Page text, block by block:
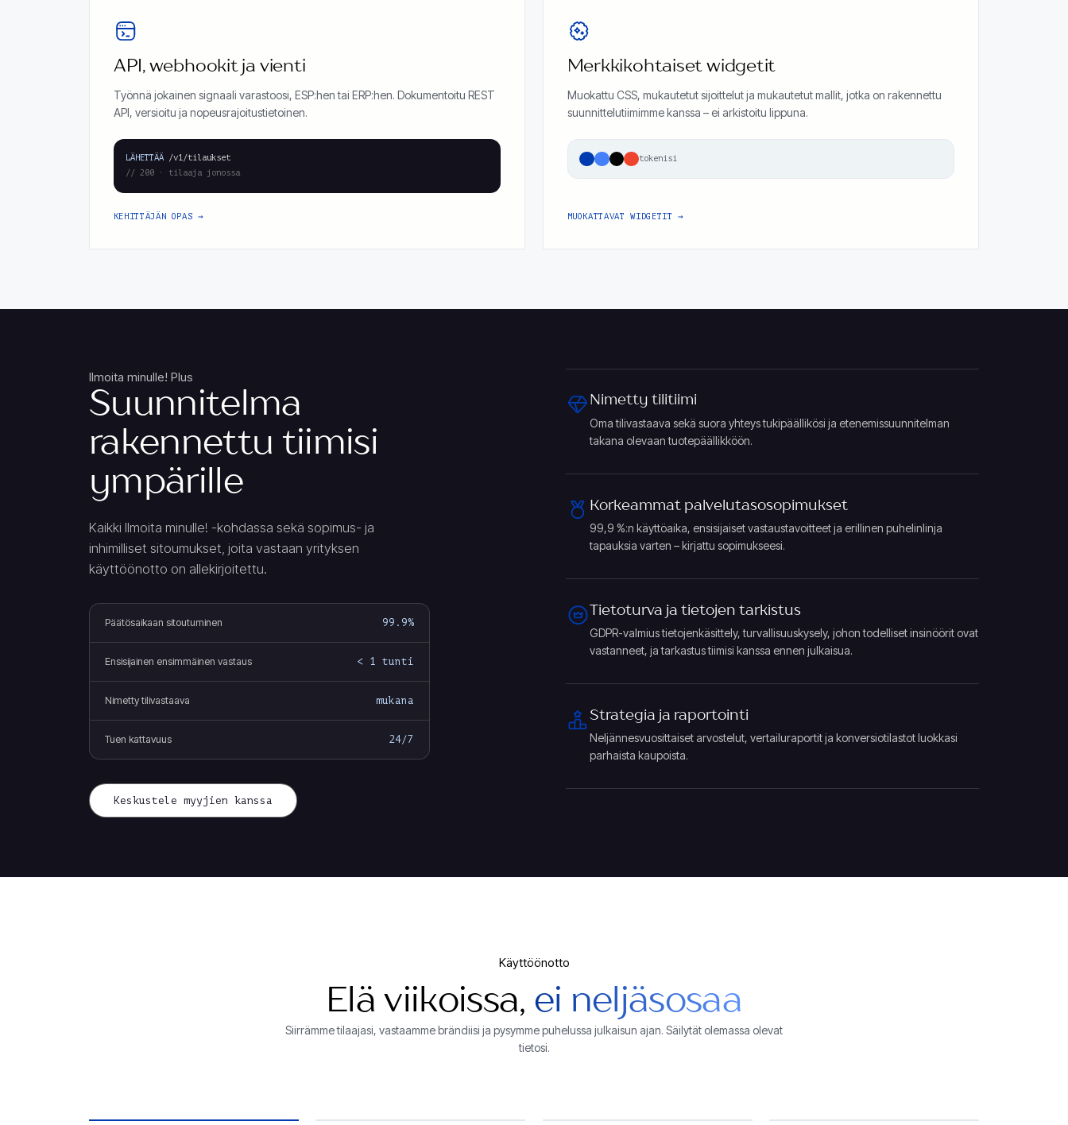
API, webhookit ja vienti
Työnnä jokainen signaali varastoosi, ESP:hen tai ERP:hen. Dokumentoitu REST
API, versioitu ja nopeusrajoitustietoinen.
LÄHETTÄÄ/v1/tilaukset
// 200 · tilaaja jonossa
KEHITTÄJÄN OPAS
Merkkikohtaiset widgetit
Muokattu CSS, mukautetut sijoittelut ja mukautetut mallit, jotka on rakennettu
suunnittelutiimimme kanssa – ei arkistoitu lippuna.
tokenisi
MUOKATTAVAT WIDGETIT
Ilmoita minulle! Plus
Suunnitelma
rakennettu tiimisi
ympärille
Kaikki Ilmoita minulle! -kohdassa sekä sopimus- ja
inhimilliset sitoumukset, joita vastaan ​​yrityksen
käyttöönotto on allekirjoitettu.
Päätösaikaan sitoutuminen 99.9%
Ensisijainen ensimmäinen vastaus < 1 tunti
Nimetty tilivastaava mukana
Tuen kattavuus 24/7
Keskustele myyjien kanssa
Nimetty tilitiimi
Oma tilivastaava sekä suora yhteys tukipäällikösi ja etenemissuunnitelman
takana olevaan tuotepäällikköön.
Korkeammat palvelutasosopimukset
99,9 %:n käyttöaika, ensisijaiset vastaustavoitteet ja erillinen puhelinlinja
tapauksia varten – kirjattu sopimukseesi.
Tietoturva ja tietojen tarkistus
GDPR-valmius tietojenkäsittely, turvallisuuskysely, johon todelliset insinöörit ovat
vastanneet, ja tarkastus tiimisi kanssa ennen julkaisua.
Strategia ja raportointi
Neljännesvuosittaiset arvostelut, vertailuraportit ja konversiotilastot luokkasi
parhaista kaupoista.
Käyttöönotto
Elä viikoissa, ei neljäsosaa
Siirrämme tilaajasi, vastaamme brändiisi ja pysymme puhelussa julkaisun ajan. Säilytät olemassa olevat
tietosi.